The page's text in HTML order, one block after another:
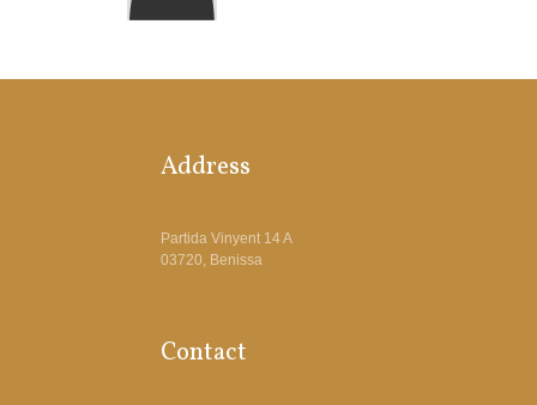
Address
Partida Vinyent 14 A
03720, Benissa
Contact